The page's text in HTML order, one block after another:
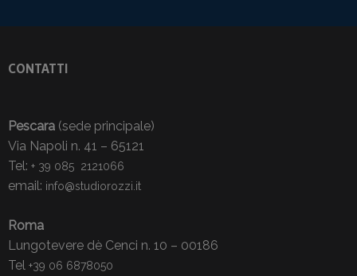
CONTATTI
Pescara (sede principale)
Via Napoli n. 41 – 65121
Tel: + 39 085 2121066
email: info@studiorozzi.it
Roma
Lungotevere dè Cenci n. 10 – 00186
Tel +39 06 6878050